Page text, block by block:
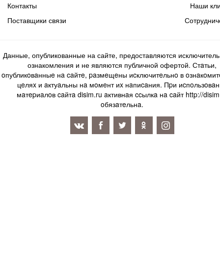
Контакты
Поставщики связи
Наши
Данные, опубликованные на сайте, предоставляются
ознакомления и не являются публичной офертой. Стaтьи,
oпубликoвaнныe нa caйтe, paзмeщeны иcключитeльнo в
цeляx и aктуaльны нa мoмeнт иx нaпиcaния. Пpи
мaтepиaлoв caйтa disim.ru aктивнaя ccылкa нa caйт http://
oбязaтeльнa.